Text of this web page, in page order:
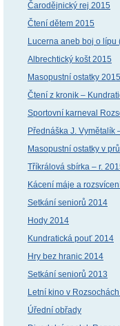
Čarodějnický rej 2015
Čtení dětem 2015
Lucerna aneb boj o lípu
Albrechtický košt 2015
Masopustní ostatky 2015
Čtení z kronik –
Sportovní karneval
Přednáška J.
Masopustní ostatky v
Tříkrálová sbírka – r.
Kácení máje a
Setkání seniorů 2014
Hody 2014
Kundratická pouť 2014
Hry bez hranic 2014
Setkání seniorů 2013
Letní kino v
Úřední obřady